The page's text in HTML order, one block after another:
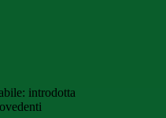
introdotta